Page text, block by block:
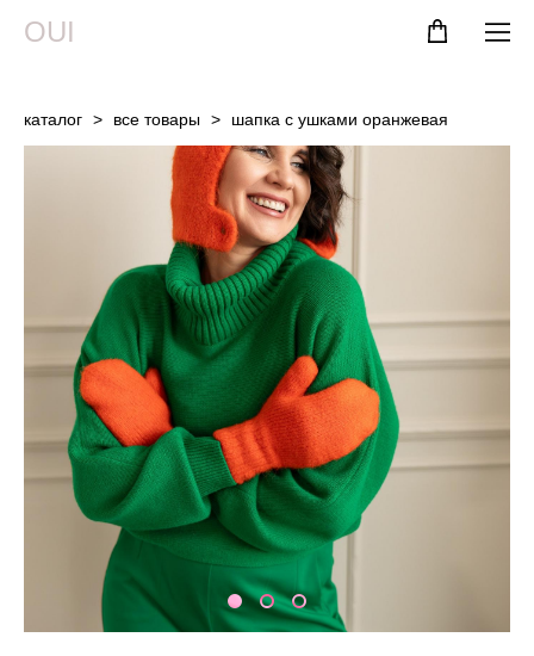
OUI
каталог > все товары > шапка с ушками оранжевая